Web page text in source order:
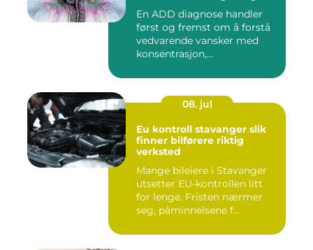
En ADD diagnose handler
først og fremst om å forstå
vedvarende vansker med
konsentrasjon,
08. jul
Eu kontroll stavanger slik
finner bilførere riktig
verksted
Mange bileiere i Stavanger
utsetter EU-kontrollen litt
for lenge. Fristen nærmer
seg, påminnelsene f...